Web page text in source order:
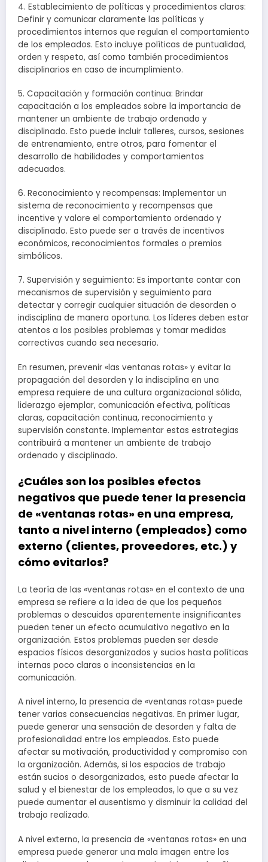
4. Establecimiento de políticas y procedimientos claros:
Definir y comunicar claramente las políticas y
procedimientos internos que regulan el comportamiento
de los empleados. Esto incluye políticas de puntualidad,
orden y respeto, así como también procedimientos
disciplinarios en caso de incumplimiento.
5. Capacitación y formación continua: Brindar
capacitación a los empleados sobre la importancia de
mantener un ambiente de trabajo ordenado y
disciplinado. Esto puede incluir talleres, cursos, sesiones
de entrenamiento, entre otros, para fomentar el
desarrollo de habilidades y comportamientos
adecuados.
6. Reconocimiento y recompensas: Implementar un
sistema de reconocimiento y recompensas que
incentive y valore el comportamiento ordenado y
disciplinado. Esto puede ser a través de incentivos
económicos, reconocimientos formales o premios
simbólicos.
7. Supervisión y seguimiento: Es importante contar con
mecanismos de supervisión y seguimiento para
detectar y corregir cualquier situación de desorden o
indisciplina de manera oportuna. Los líderes deben estar
atentos a los posibles problemas y tomar medidas
correctivas cuando sea necesario.
En resumen, prevenir «las ventanas rotas» y evitar la
propagación del desorden y la indisciplina en una
empresa requiere de una cultura organizacional sólida,
liderazgo ejemplar, comunicación efectiva, políticas
claras, capacitación continua, reconocimiento y
supervisión constante. Implementar estas estrategias
contribuirá a mantener un ambiente de trabajo
ordenado y disciplinado.
¿Cuáles son los posibles efectos
negativos que puede tener la presencia
de «ventanas rotas» en una empresa,
tanto a nivel interno (empleados) como
externo (clientes, proveedores, etc.) y
cómo evitarlos?
La teoría de las «ventanas rotas» en el contexto de una
empresa se refiere a la idea de que los pequeños
problemas o descuidos aparentemente insignificantes
pueden tener un efecto acumulativo negativo en la
organización. Estos problemas pueden ser desde
espacios físicos desorganizados y sucios hasta políticas
internas poco claras o inconsistencias en la
comunicación.
A nivel interno, la presencia de «ventanas rotas» puede
tener varias consecuencias negativas. En primer lugar,
puede generar una sensación de desorden y falta de
profesionalidad entre los empleados. Esto puede
afectar su motivación, productividad y compromiso con
la organización. Además, si los espacios de trabajo
están sucios o desorganizados, esto puede afectar la
salud y el bienestar de los empleados, lo que a su vez
puede aumentar el ausentismo y disminuir la calidad del
trabajo realizado.
A nivel externo, la presencia de «ventanas rotas» en una
empresa puede generar una mala imagen entre los